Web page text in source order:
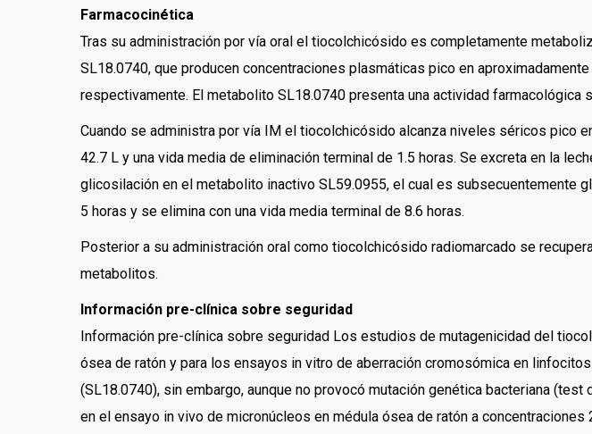
Farmacocinética
Tras su administración por vía oral el tiocolchicósido es completamente
SL18.0740, que producen concentraciones plasmáticas pico en
respectivamente. El metabolito SL18.0740 presenta una actividad farmacológica
Cuando se administra por vía IM el tiocolchicósido alcanza niveles séricos pico
42.7 L y una vida media de eliminación terminal de 1.5 horas. Se excreta en la
glicosilación en el metabolito inactivo SL59.0955, el cual es subsecuentemente
5 horas y se elimina con una vida media terminal de 8.6 horas.
Posterior a su administración oral como tiocolchicósido radiomarcado se
metabolitos.
Información pre-clínica sobre seguridad
Información pre-clínica sobre seguridad Los estudios de mutagenicidad del
ósea de ratón y para los ensayos in vitro de aberración cromosómica en
(SL18.0740), sin embargo, aunque no provocó mutación genética bacteriana
en el ensayo in vivo de micronúcleos en médula ósea de ratón a